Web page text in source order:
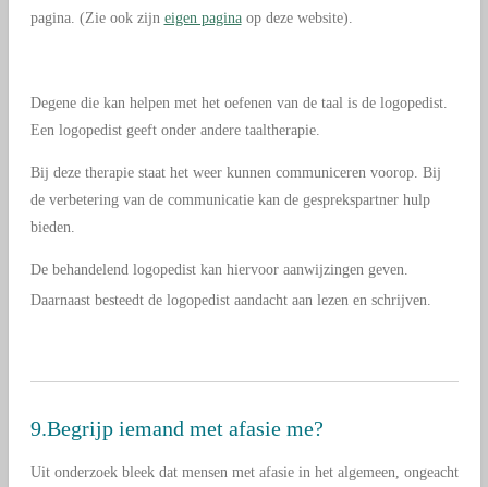
pagina. (Zie ook zijn eigen paginaop deze website).
Degene die kan helpen met het oefenen van de taal is de logopedist.
Een logopedist geeft onder andere taaltherapie.
Bij deze therapie staat het weer kunnen communiceren voorop. Bij
de verbetering van de communicatie kan de gesprekspartner hulp
bieden.
De behandelend logopedist kan hiervoor aanwijzingen geven.
Daarnaast besteedt de logopedist aandacht aan lezen en schrijven.
9.Begrijp iemand met afasie me?
Uit onderzoek bleek dat mensen met afasie in het algemeen, ongeacht